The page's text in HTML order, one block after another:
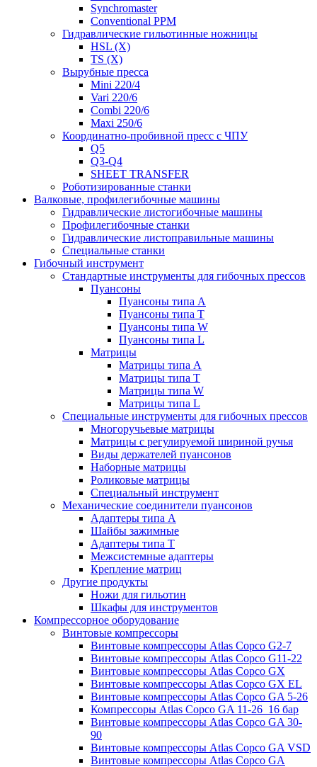
Synchromaster
Conventional PPM
Гидравлические гильотинные ножницы
HSL (X)
TS (X)
Вырубные пресса
Mini 220/4
Vari 220/6
Combi 220/6
Maxi 250/6
Координатно-пробивной пресс с ЧПУ
Q5
Q3-Q4
SHEET TRANSFER
Роботизированные станки
Валковые, профилегибочные машины
Гидравлические листогибочные машины
Профилегибочные станки
Гидравлические листоправильные машины
Специальные станки
Гибочный инструмент
Стандартные инструменты для гибочных прессов
Пуансоны
Пуансоны типа A
Пуансоны типа T
Пуансоны типа W
Пуансоны типа L
Матрицы
Матрицы типа A
Матрицы типа T
Матрицы типа W
Матрицы типа L
Специальные инструменты для гибочных прессов
Многоручьевые матрицы
Матрицы с регулируемой шириной ручья
Виды держателей пуансонов
Наборные матрицы
Роликовые матрицы
Специальный инструмент
Механические соединители пуансонов
Адаптеры типа A
Шайбы зажимные
Адаптеры типа T
Межсистемные адаптеры
Крепление матриц
Другие продукты
Ножи для гильотин
Шкафы для инструментов
Компрессорное оборудование
Винтовые компрессоры
Винтовые компрессоры Atlas Copco G2-7
Винтовые компрессоры Atlas Copco G11-22
Винтовые компрессоры Atlas Copco GX
Винтовые компрессоры Atlas Copco GX EL
Винтовые компрессоры Atlas Copco GA 5-26
Компрессоры Atlas Copco GA 11-26_16 бар
Винтовые компрессоры Atlas Copco GA 30-
90
Винтовые компрессоры Atlas Copco GA VSD
Винтовые компрессоры Atlas Copco GA